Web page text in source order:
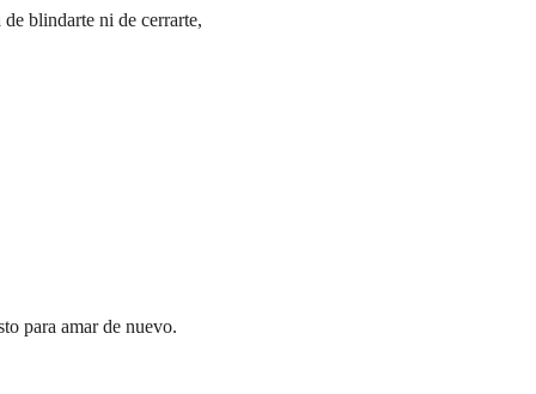
blindarte ni de cerrarte,
para amar de nuevo.